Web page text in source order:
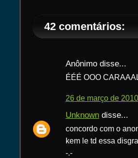
42 comentários:
Anônimo disse...
ÉÉÉ OOO
26 de março de
Unknown disse...
concordo com o
kem le td essa
-.-